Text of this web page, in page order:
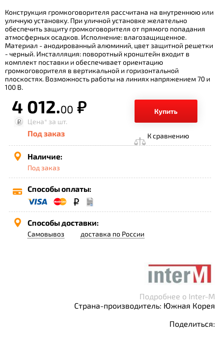
Конструкция громкоговорителя рассчитана на внутреннюю или
уличную установку. При уличной установке желательно
обеспечить защиту громкоговорителя от прямого попадания
атмосферных осадков. Исполнение: влагозащищенное.
Материал - анодированный алюминий, цвет защитной решетки
- черный. Инсталляция: поворотный кронштейн входит в
комплект поставки и обеспечивает ориентацию
громкоговорителя в вертикальной и горизонтальной
плоскостях. Возможность работы на линиях напряжением 70 и
100 В.
4 012.00 р.
Купить
Цена* за шт.
Под заказ К сравнению
Наличие:
Под заказ
Способы оплаты:
Способы доставки:
Самовывоз доставка по России
Подробнее о Inter-M
Страна-производитель: Южная Корея
Поделиться: